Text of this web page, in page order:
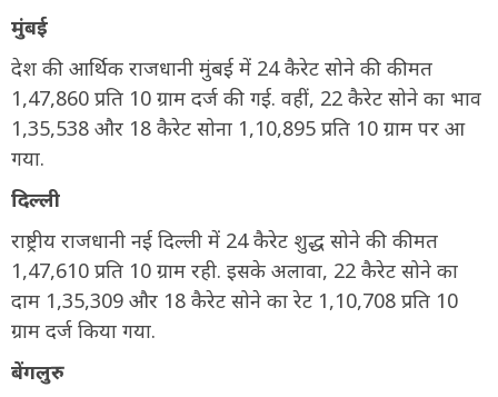
मुंबई
देश की आर्थिक राजधानी मुंबई में 24 कैरेट सोने की कीमत
1,47,860 प्रति 10 ग्राम दर्ज की गई. वहीं, 22 कैरेट सोने का भाव
1,35,538 और 18 कैरेट सोना 1,10,895 प्रति 10 ग्राम पर आ
गया.
दिल्ली
राष्ट्रीय राजधानी नई दिल्ली में 24 कैरेट शुद्ध सोने की कीमत
1,47,610 प्रति 10 ग्राम रही. इसके अलावा, 22 कैरेट सोने का
दाम 1,35,309 और 18 कैरेट सोने का रेट 1,10,708 प्रति 10
ग्राम दर्ज किया गया.
बेंगलुरु